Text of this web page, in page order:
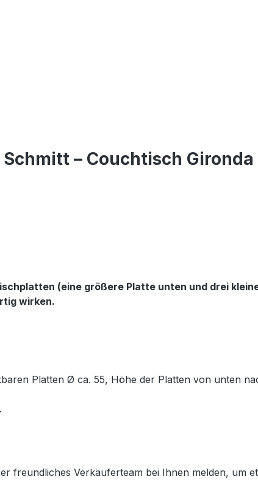
– Couchtisch Gironda
(eine größere Platte unten und drei
wirken.
Platten Ø ca. 55, Höhe der Platten von unten
freundliches Verkäuferteam bei Ihnen melden, um